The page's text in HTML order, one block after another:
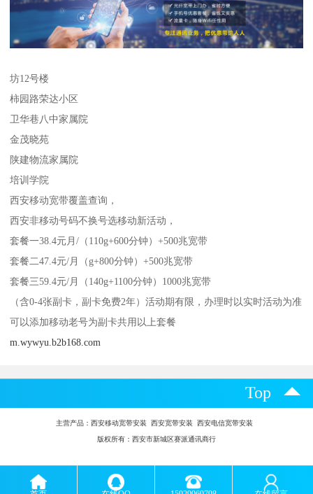
坊12号楼
柿园路荣达小区
卫华巷八中家属院
金茂晓苑
陕建物流家属院
培训学院
西安移动宽带覆盖查询，
西安非移动号码不换号选移动新活动，
套餐一38.4元月/（110g+600分钟）+500兆宽带
套餐二47.4元/月（g+800分钟）+500兆宽带
套餐三59.4元/月（140g+1100分钟）1000兆宽带
（含0-4张副卡，副卡免费2年）活动期有限，办理时以实时活动为准
可以添加移动老号为副卡共用以上套餐
m.wywyu.b2b168.com
Top
主营产品： 西安移动宽带安装 西安宽带安装 西安电信宽带安装
版权所有：西安市新城区赛派通讯商行